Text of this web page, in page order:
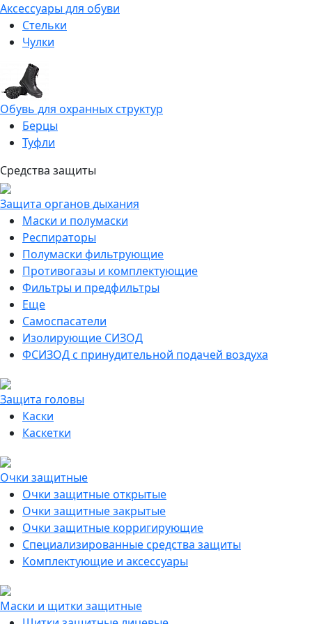
Аксессуары для обуви
Стельки
Чулки
Обувь для охранных структур
Берцы
Туфли
Средства защиты
Защита органов дыхания
Маски и полумаски
Респираторы
Полумаски фильтрующие
Противогазы и комплектующие
Фильтры и предфильтры
Еще
Самоспасатели
Изолирующие СИЗОД
ФСИЗОД с принудительной подачей воздуха
Защита головы
Каски
Каскетки
Очки защитные
Очки защитные открытые
Очки защитные закрытые
Очки защитные корригирующие
Специализированные средства защиты
Комплектующие и аксессуары
Маски и щитки защитные